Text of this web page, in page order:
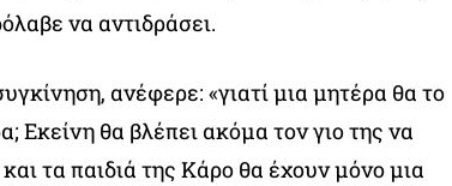
να αντιδράσει.
ανέφερε: «γιατί μια μητέρα θα το
Εκείνη θα βλέπει ακόμα τον γιο της να
τα παιδιά της Κάρο θα έχουν μόνο μια